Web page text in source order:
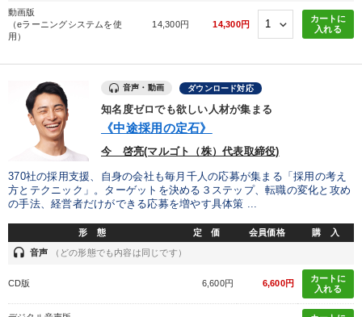
動画版
（eラーニングシステムを使
用）
14,300円 14,300円
カートに
入れる
音声・動画 ダウンロード対応
知名度ゼロでも欲しい人材が集まる
《中途採用の定石》
今 啓亮(マルゴト（株）代表取締役)
370社の採用支援、自身の会社も毎月千人の応募が集まる「採用の考え
方とテクニック」。ターゲットを決める３ステップ、転職の変化と攻め
の手法、経営者だけができる応募を増やす具体策 ...
形 態 定 価 会員価格 購 入
headset 音声 （どの形態でも内容は同じです）
CD版 6,600円 6,600円
カートに
入れる